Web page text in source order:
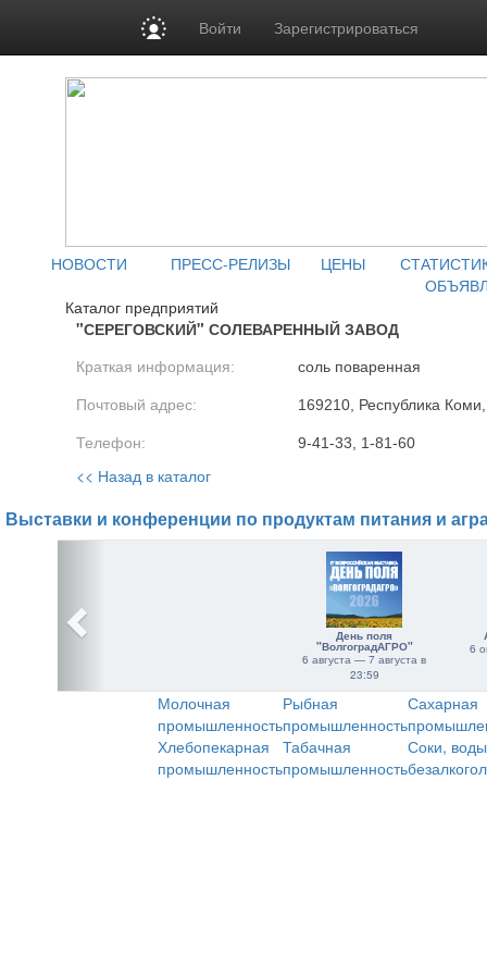
Войти Зарегистрироваться
НОВОСТИ ПРЕСС-РЕЛИЗЫ ЦЕНЫ
Каталог предприятий
"СЕРЕГОВСКИЙ" СОЛЕВАРЕННЫЙ ЗАВОД
Краткая информация: соль поваренная
Почтовый адрес: 169210, Республика
Телефон: 9-41-33, 1-81-60
<< Назад в каталог
Выставки и конференции по продуктам питания и
День поля
"ВолгоградАГРО"
6 августа — 7 августа в
23:59
6
Молочная
промышленность
Рыбная
промышленность
Сахарная
Хлебопекарная
промышленность
Табачная
промышленность
Соки,